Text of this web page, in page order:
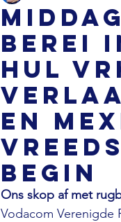
berei
hul
en
begin
Ons skop af met
Vodacom Verenigde